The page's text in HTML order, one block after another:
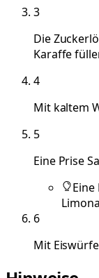
3
Die
Karaffe
4
Mit kaltem
5
Eine Prise
Eine
6
Mit